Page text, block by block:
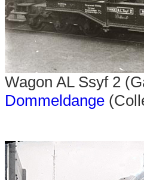
Wagon AL Ssyf 2
Dommeldange